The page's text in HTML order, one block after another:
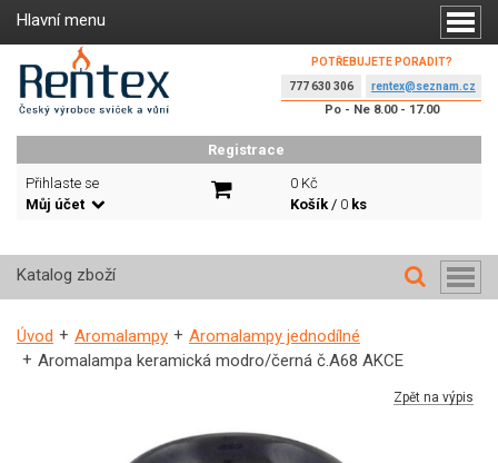
POTŘEBUJETE PORADIT?
777 630 306
rentex@seznam.cz
Po - Ne 8.00 - 17.00
Registrace
Přihlaste se
Můj účet
0 Kč
Košík/ 0 ks
Hlavní menu
Katalog zboží
Úvod Aromalampy
Aromalampy jednodílné
Aromalampa keramická modro/černá č.A68 AKCE
Zpět na výpis